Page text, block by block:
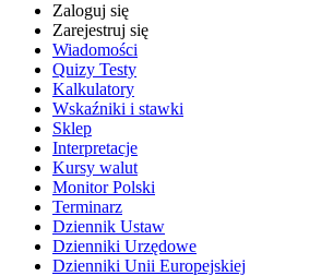
Zaloguj się
Zarejestruj się
Wiadomości
Quizy Testy
Kalkulatory
Wskaźniki i stawki
Sklep
Interpretacje
Kursy walut
Monitor Polski
Terminarz
Dziennik Ustaw
Dzienniki Urzędowe
Dzienniki Unii Europejskiej